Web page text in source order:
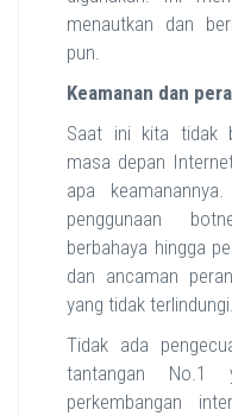
menautkan dan
pun.
Keamanan dan
Saat ini kita tidak
masa depan
apa
penggunaan
berbahaya hingga
dan ancaman
yang tidak terlindungi.
Tidak ada
tantangan No.1
perkembangan